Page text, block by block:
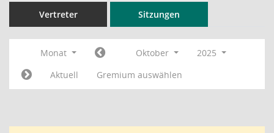
Vertreter Sitzungen
Monat Oktober
2025
Aktuell
Gremium auswählen